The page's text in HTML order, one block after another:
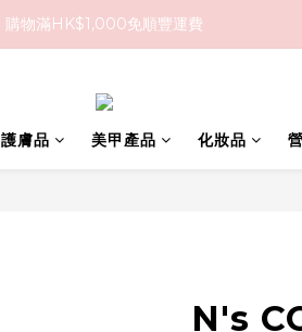
購物滿HK$1,000免順豐運費
購物滿HK$1,000免順豐運費
護膚品 美甲產品 化妝品
N's